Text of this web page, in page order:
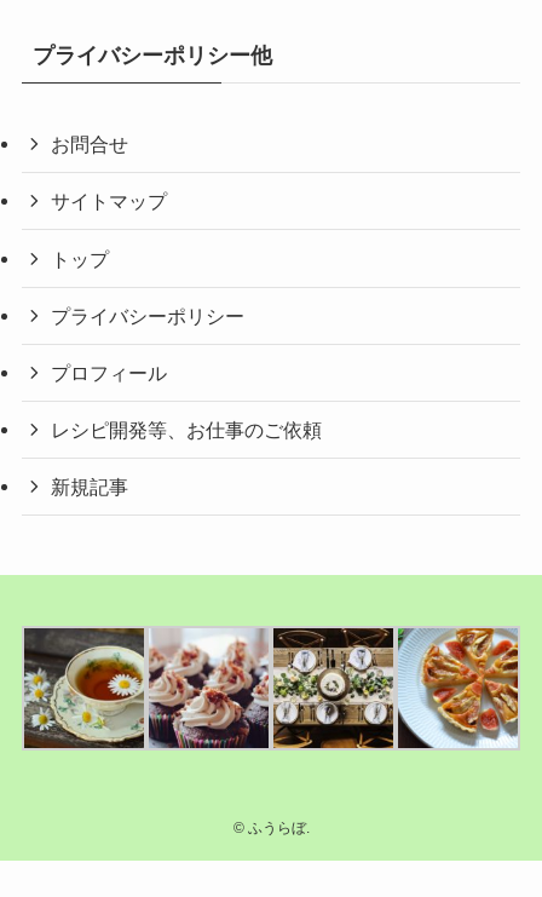
プライバシーポリシー他
お問合せ
サイトマップ
トップ
プライバシーポリシー
プロフィール
レシピ開発等、お仕事のご依頼
新規記事
©ふうらぼ.